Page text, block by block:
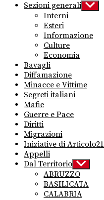
Sezioni generali Show
sub
Interni
Esteri
Informazione
Culture
Economia
Bavagli
Diffamazione
Minacce e Vittime
Segreti italiani
Mafie
Guerre e Pace
Diritti
Migrazioni
Iniziative di Articolo21
Appelli
Dal Territorio Show
sub
menu
ABRUZZO
BASILICATA
CALABRIA